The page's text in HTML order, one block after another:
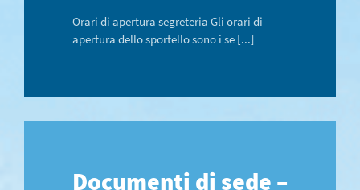
Orari di apertura segreteria Gli orari di
apertura dello sportello sono i se [...]
Documenti di sede –